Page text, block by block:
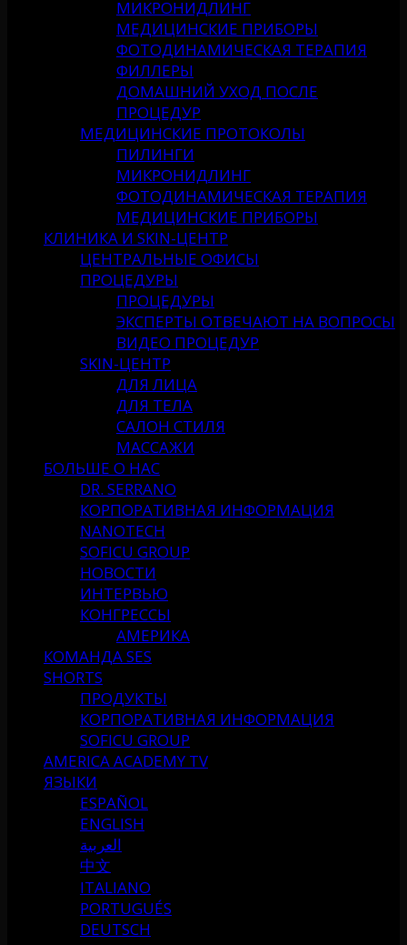
МИКРОНИДЛИНГ
МЕДИЦИНСКИЕ ПРИБОРЫ
ФОТОДИНАМИЧЕСКАЯ ТЕРАПИЯ
ФИЛЛЕРЫ
ДОМАШНИЙ УХОД ПОСЛЕ
ПРОЦЕДУР
МЕДИЦИНСКИЕ ПРОТОКОЛЫ
ПИЛИНГИ
МИКРОНИДЛИНГ
ФОТОДИНАМИЧЕСКАЯ ТЕРАПИЯ
МЕДИЦИНСКИЕ ПРИБОРЫ
КЛИНИКА И SKIN-ЦЕНТР
ЦЕНТРАЛЬНЫЕ ОФИСЫ
ПРОЦЕДУРЫ
ПРОЦЕДУРЫ
ЭКСПЕРТЫ ОТВЕЧАЮТ НА ВОПРОСЫ
ВИДЕО ПРОЦЕДУР
SKIN-ЦЕНТР
ДЛЯ ЛИЦА
ДЛЯ ТЕЛА
САЛОН СТИЛЯ
МАССАЖИ
БОЛЬШЕ О НАС
DR. SERRANO
КОРПОРАТИВНАЯ ИНФОРМАЦИЯ
NANOTECH
SOFICU GROUP
НОВОСТИ
ИНТЕРВЬЮ
КОНГРЕССЫ
АМЕРИКА
КОМАНДА SES
SHORTS
ПРОДУКТЫ
КОРПОРАТИВНАЯ ИНФОРМАЦИЯ
SOFICU GROUP
AMERICA ACADEMY TV
ЯЗЫКИ
ESPAÑOL
ENGLISH
العربية
中文
ITALIANO
PORTUGUÉS
DEUTSCH